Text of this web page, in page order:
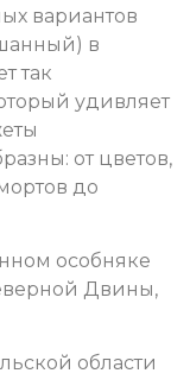
вариантов
в
так
удивляет
от цветов,
до
особняке
Двины,
области